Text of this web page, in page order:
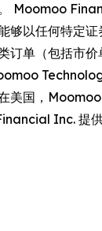
Moomoo
够以任何特定
订单（包括市价
美国，
Inc. 提